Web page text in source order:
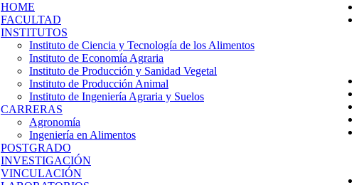
HOME
FACULTAD
INSTITUTOS
Instituto de Ciencia y Tecnología de los Alimentos
Instituto de Economía Agraria
Instituto de Producción y Sanidad Vegetal
Instituto de Producción Animal
Instituto de Ingeniería Agraria y Suelos
CARRERAS
Agronomía
Ingeniería en Alimentos
POSTGRADO
INVESTIGACIÓN
VINCULACIÓN